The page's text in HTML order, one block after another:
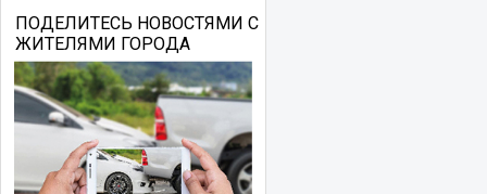
ПОДЕЛИТЕСЬ НОВОСТЯМИ С
ЖИТЕЛЯМИ ГОРОДА